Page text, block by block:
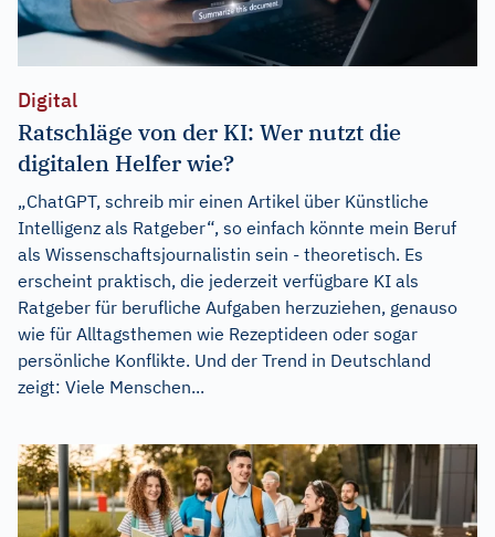
Digital
Ratschläge von der KI: Wer nutzt die
digitalen Helfer wie?
„ChatGPT, schreib mir einen Artikel über Künstliche
Intelligenz als Ratgeber“, so einfach könnte mein Beruf
als Wissenschaftsjournalistin sein - theoretisch. Es
erscheint praktisch, die jederzeit verfügbare KI als
Ratgeber für berufliche Aufgaben herzuziehen, genauso
wie für Alltagsthemen wie Rezeptideen oder sogar
persönliche Konflikte. Und der Trend in Deutschland
zeigt: Viele Menschen...